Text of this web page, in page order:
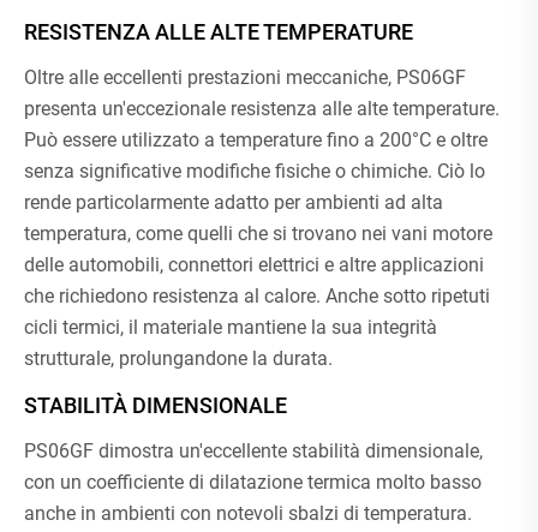
RESISTENZA ALLE ALTE TEMPERATURE
Oltre alle eccellenti prestazioni meccaniche, PS06GF
presenta un'eccezionale resistenza alle alte temperature.
Può essere utilizzato a temperature fino a 200°C e oltre
senza significative modifiche fisiche o chimiche. Ciò lo
rende particolarmente adatto per ambienti ad alta
temperatura, come quelli che si trovano nei vani motore
delle automobili, connettori elettrici e altre applicazioni
che richiedono resistenza al calore. Anche sotto ripetuti
cicli termici, il materiale mantiene la sua integrità
strutturale, prolungandone la durata.
STABILITÀ DIMENSIONALE
PS06GF dimostra un'eccellente stabilità dimensionale,
con un coefficiente di dilatazione termica molto basso
anche in ambienti con notevoli sbalzi di temperatura.